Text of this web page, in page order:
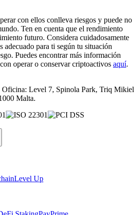
con ellos conlleva riesgos y puede no
Ten en cuenta que el rendimiento
futuro. Considera cuidadosamente
adecuado para ti según tu situación
Puedes encontrar más información
operar o conservar criptoactivos aquí.
Oficina: Level 7, Spinola Park, Triq Mikiel
Malta.
Level Up